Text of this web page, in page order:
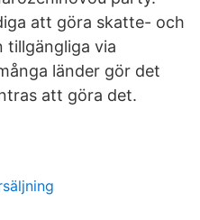
att göra skatte- och
tillgängliga via
länder gör det
att göra det.